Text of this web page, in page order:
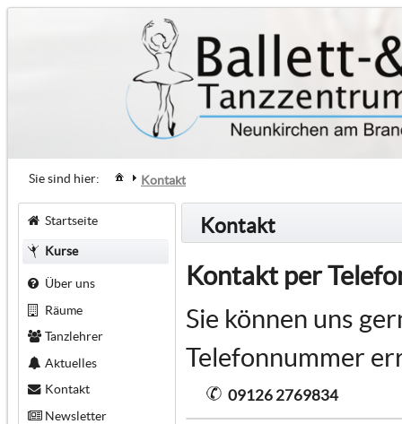
Sie sind hier: Kontakt
Startseite
Kurse
Über uns
Räume
Tanzlehrer
Aktuelles
Kontakt
Newsletter
Kontakt
Kontakt per
Sie können uns
Telefonnummer
09126 2769834